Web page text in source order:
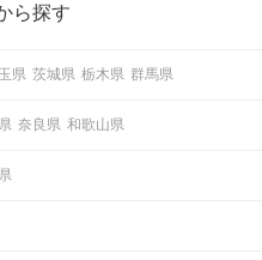
めました♪ いままさに楽しいことを探し
ら探す
県 茨城県 栃木県 群馬県
奈良県 和歌山県